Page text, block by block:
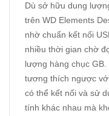
Dù sở hữu dung
trên WD Elements
nhờ chuẩn kết nối
nhiều thời gian chờ
lượng hàng chục
tương thích ngược
có thể kết nối và sử
tính khác nhau mà